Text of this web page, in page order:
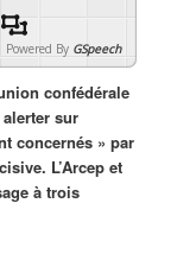
Powered By GSpeech
confédérale
sur
concernés » par
L’Arcep et
à trois